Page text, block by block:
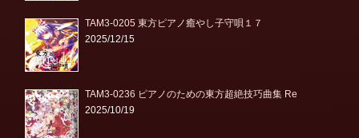
TAM3-0205 東方ピアノ癒やし子守唄１７
2025/12/15
TAM3-0236 ピアノのための東方超絶技巧曲集 Re
2025/10/19